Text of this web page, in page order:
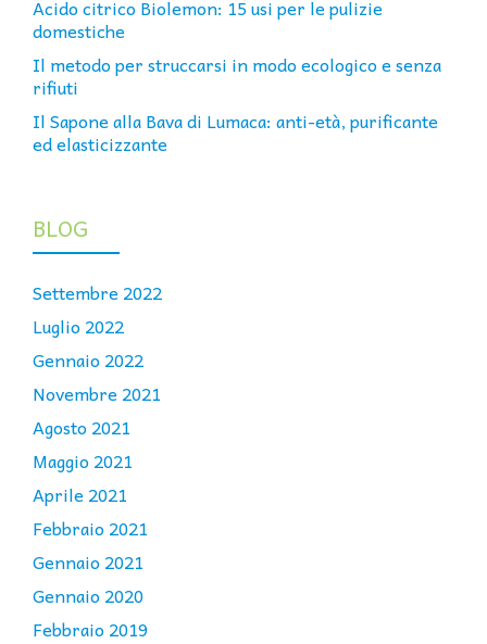
Acido citrico Biolemon: 15 usi per le pulizie
domestiche
Il metodo per struccarsi in modo ecologico e senza
rifiuti
Il Sapone alla Bava di Lumaca: anti-età, purificante
ed elasticizzante
BLOG
Settembre 2022
Luglio 2022
Gennaio 2022
Novembre 2021
Agosto 2021
Maggio 2021
Aprile 2021
Febbraio 2021
Gennaio 2021
Gennaio 2020
Febbraio 2019